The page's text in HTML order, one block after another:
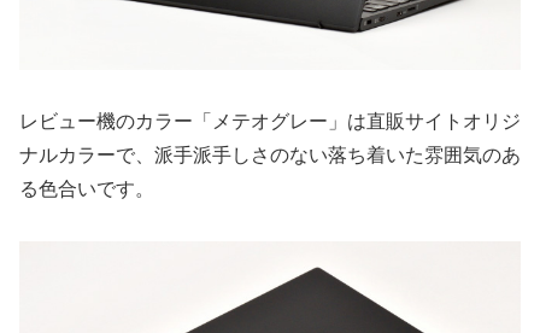
レビュー機のカラー「メテオグレー」は直販サイトオリジ
ナルカラーで、派手派手しさのない落ち着いた雰囲気のあ
る色合いです。